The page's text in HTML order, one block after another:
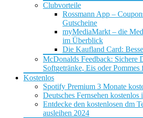
Clubvorteile
Rossmann App –
Gutscheine
myMediaMarkt – die
im Überblick
Die Kaufland Card:
McDonalds Feedback: Sichere
Softgetränke, Eis oder
Kostenlos
Spotify Premium 3 Monate
Deutsches Fernsehen kostenlos
Entdecke den kostenlosen dm
ausleihen 2024